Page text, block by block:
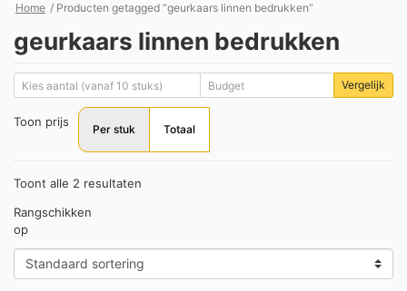
Home / Producten getagged “geurkaars linnen bedrukken”
geurkaars linnen bedrukken
Vergelijk
Toon prijs
Per stuk Totaal
Toont alle 2 resultaten
Rangschikken
op